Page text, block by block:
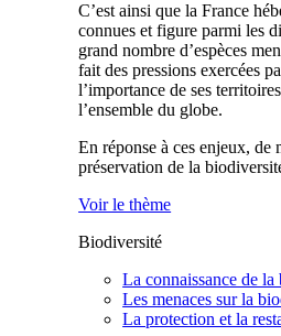
C’est ainsi que la France
connues et figure parmi les
grand nombre d’espèces
fait des pressions exercées
l’importance de ses
l’ensemble du globe.
En réponse à ces enjeux, de
préservation de la
Voir le thème
Biodiversité
La connaissance de
Les menaces sur la
La protection et la